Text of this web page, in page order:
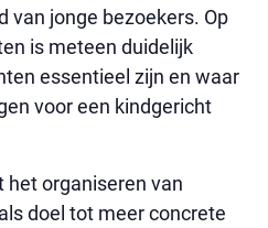
van jonge bezoekers. Op
is meteen duidelijk
essentieel zijn en waar
voor een kindgericht
het organiseren van
doel tot meer concrete